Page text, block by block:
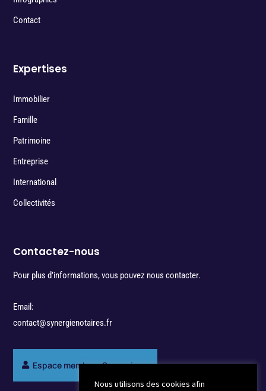
Contact
Expertises
Immobilier
Famille
Patrimoine
Entreprise
International
Collectivités
Contactez-nous
Pour plus d’informations, vous pouvez nous contacter.
Email:
contact@synergienotaires.fr
Espace membres Synergie
Nous utilisons des cookies afin